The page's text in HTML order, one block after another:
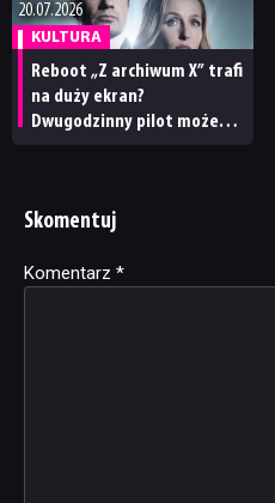
20.07.2026
KULTURA
Reboot „Z archiwum X” trafi
na duży ekran?
Dwugodzinny pilot może
Skomentuj
Komentarz *
Alternative: